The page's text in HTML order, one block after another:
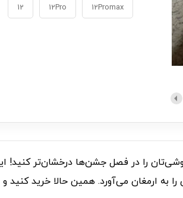
12Promax
12Pro
12
را در فصل جشن‌ها درخشان‌تر کنید!
به ارمغان می‌آورد. همین حالا خرید کنید